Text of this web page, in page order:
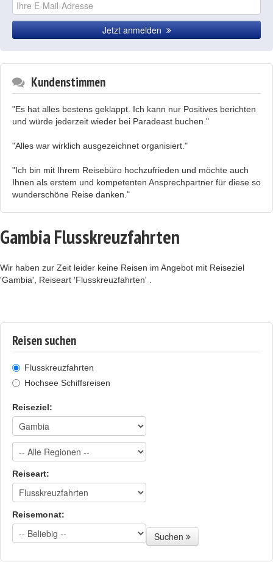
Jetzt anmelden
Kundenstimmen
"Es hat alles bestens geklappt. Ich kann nur Positives berichten
und würde jederzeit wieder bei Paradeast buchen."
"Alles war wirklich ausgezeichnet organisiert."
"Ich bin mit Ihrem Reisebüro hochzufrieden und möchte auch
Ihnen als erstem und kompetenten Ansprechpartner für diese so
wunderschöne Reise danken."
Gambia Flusskreuzfahrten
Wir haben zur Zeit leider keine Reisen im Angebot mit Reiseziel
'Gambia', Reiseart 'Flusskreuzfahrten' .
Reisen suchen
Flusskreuzfahrten
Hochsee Schiffsreisen
Reiseziel:
Reiseart:
Reisemonat:
Suchen